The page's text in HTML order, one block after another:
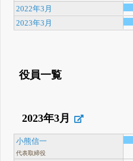
2022年3月
2023年3月
役員一覧
2023年3月
小熊信一
代表取締役